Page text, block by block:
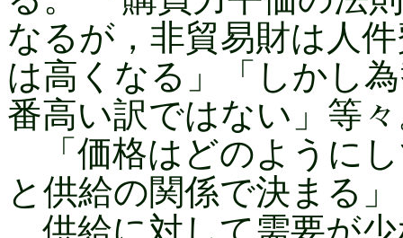
なるが，非貿易財は人
は高くなる」「しかし
番高い訳ではない」等
「価格はどのように
と供給の関係で決まる」